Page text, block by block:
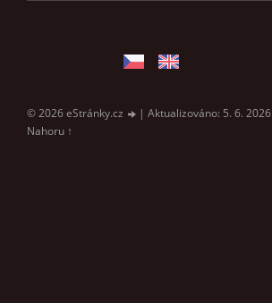
© 2026 eStránky.cz | Aktualizováno: 5. 6. 2026
Nahoru ↑